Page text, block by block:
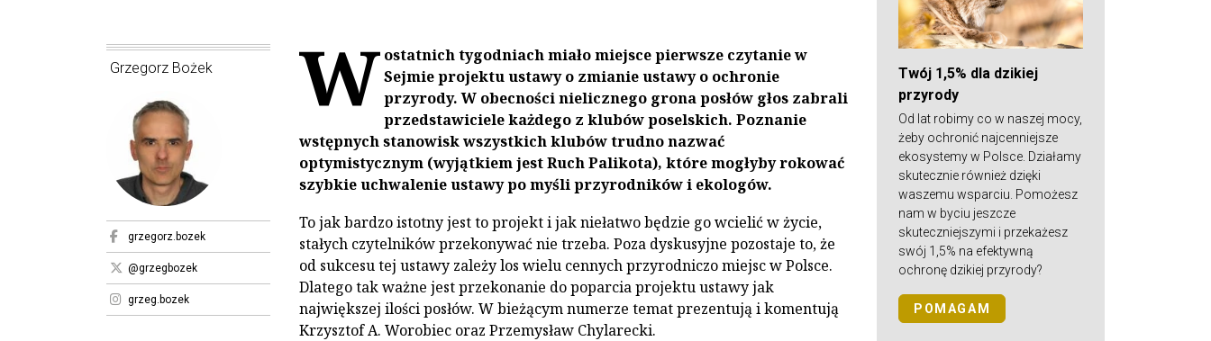
Grzegorz Bożek
grzegorz.bozek
@grzegbozek
grzeg.bozek
W ostatnich tygodniach miało miejsce pierwsze czytanie w
Sejmie projektu ustawy o zmianie ustawy o ochronie
przyrody. W obecności nielicznego grona posłów głos zabrali
przedstawiciele każdego z klubów poselskich. Poznanie
wstępnych stanowisk wszystkich klubów trudno nazwać
optymistycznym (wyjątkiem jest Ruch Palikota), które mogłyby rokować
szybkie uchwalenie ustawy po myśli przyrodników i ekologów.
To jak bardzo istotny jest to projekt i jak niełatwo będzie go wcielić w życie,
stałych czytelników przekonywać nie trzeba. Poza dyskusyjne pozostaje to, że
od sukcesu tej ustawy zależy los wielu cennych przyrodniczo miejsc w Polsce.
Dlatego tak ważne jest przekonanie do poparcia projektu ustawy jak
największej ilości posłów. W bieżącym numerze temat prezentują i komentują
Krzysztof A. Worobiec oraz Przemysław Chylarecki.
Twój 1,5% dla dzikiej
przyrody
Od lat robimy co w naszej mocy,
żeby ochronić najcenniejsze
ekosystemy w Polsce. Działamy
skutecznie również dzięki
waszemu wsparciu. Pomożesz
nam w byciu jeszcze
skuteczniejszymi i przekażesz
swój 1,5% na efektywną
ochronę dzikiej przyrody?
POMAGAM